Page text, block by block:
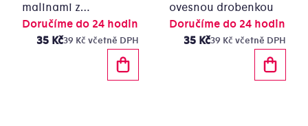
malinami z
bezlepkové mouky
Doručíme do 24 hodin
39 Kč včetně DPH
35 Kč
ovesnou drobenkou
Doručíme do 24 hodin
39 Kč včetně DPH
35 Kč